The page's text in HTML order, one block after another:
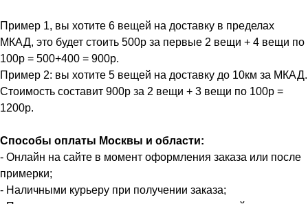
Пример 1, вы хотите 6 вещей на доставку в пределах
МКАД, это будет стоить 500р за первые 2 вещи + 4 вещи по
100р = 500+400 = 900р.
Пример 2: вы хотите 5 вещей на доставку до 10км за МКАД.
Стоимость составит 900р за 2 вещи + 3 вещи по 100р =
1200р.
Способы оплаты Москвы и области:
- Онлайн на сайте в момент оформления заказа или после
примерки;
- Наличными курьеру при получении заказа;